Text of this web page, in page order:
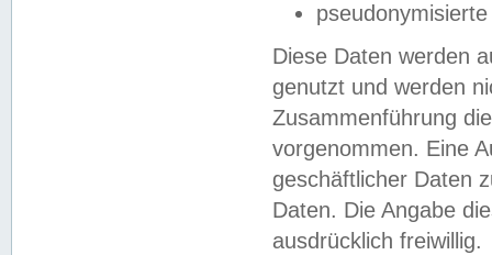
Diese Daten werden
genutzt und werden
Zusammenführung
vorgenommen. Eine
geschäftlicher Daten
Daten. Die Angabe
ausdrücklich freiwillig.